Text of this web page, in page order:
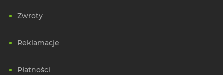
Zwroty
Reklamacje
Płatności